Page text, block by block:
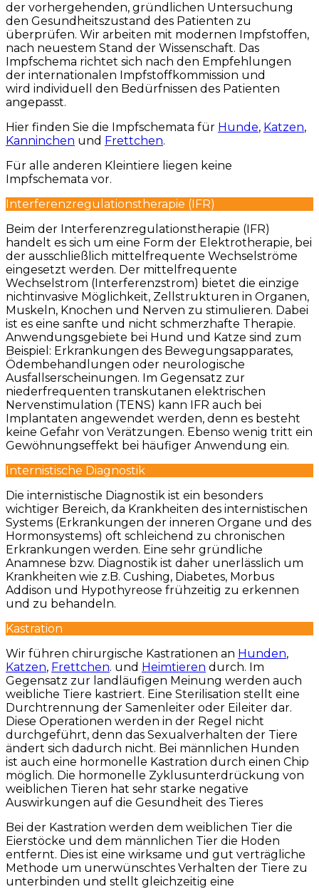
der vorhergehenden, gründlichen Untersuchung
den Gesundheitszustand des Patienten zu
überprüfen. Wir arbeiten mit modernen Impfstoffen,
nach neuestem Stand der Wissenschaft. Das
Impfschema richtet sich nach den Empfehlungen
der internationalen Impfstoffkommission und
wird individuell den Bedürfnissen des Patienten
angepasst.
Hier finden Sie die Impfschemata für Hunde, Katzen,
Kanninchen und Frettchen.
Für alle anderen Kleintiere liegen keine
Impfschemata vor.
Interferenzregulationstherapie (IFR)
Beim der Interferenzregulationstherapie (IFR)
handelt es sich um eine Form der Elektrotherapie, bei
der ausschließlich mittelfrequente Wechselströme
eingesetzt werden. Der mittelfrequente
Wechselstrom (Interferenzstrom) bietet die einzige
nichtinvasive Möglichkeit, Zellstrukturen in Organen,
Muskeln, Knochen und Nerven zu stimulieren. Dabei
ist es eine sanfte und nicht schmerzhafte Therapie.
Anwendungsgebiete bei Hund und Katze sind zum
Beispiel: Erkrankungen des Bewegungsapparates,
Ödembehandlungen oder neurologische
Ausfallserscheinungen. Im Gegensatz zur
niederfrequenten transkutanen elektrischen
Nervenstimulation (TENS) kann IFR auch bei
Implantaten angewendet werden, denn es besteht
keine Gefahr von Verätzungen. Ebenso wenig tritt ein
Gewöhnungseffekt bei häufiger Anwendung ein.
Internistische Diagnostik
Die internistische Diagnostik ist ein besonders
wichtiger Bereich, da Krankheiten des internistischen
Systems (Erkrankungen der inneren Organe und des
Hormonsystems) oft schleichend zu chronischen
Erkrankungen werden. Eine sehr gründliche
Anamnese bzw. Diagnostik ist daher unerlässlich um
Krankheiten wie z.B. Cushing, Diabetes, Morbus
Addison und Hypothyreose frühzeitig zu erkennen
und zu behandeln.
Kastration
Wir führen chirurgische Kastrationen an Hunden,
Katzen, Frettchen. und Heimtieren durch. Im
Gegensatz zur landläufigen Meinung werden auch
weibliche Tiere kastriert. Eine Sterilisation stellt eine
Durchtrennung der Samenleiter oder Eileiter dar.
Diese Operationen werden in der Regel nicht
durchgeführt, denn das Sexualverhalten der Tiere
ändert sich dadurch nicht. Bei männlichen Hunden
ist auch eine hormonelle Kastration durch einen Chip
möglich. Die hormonelle Zyklusunterdrückung von
weiblichen Tieren hat sehr starke negative
Auswirkungen auf die Gesundheit des Tieres
Bei der Kastration werden dem weiblichen Tier die
Eierstöcke und dem männlichen Tier die Hoden
entfernt. Dies ist eine wirksame und gut verträgliche
Methode um unerwünschtes Verhalten der Tiere zu
unterbinden und stellt gleichzeitig eine